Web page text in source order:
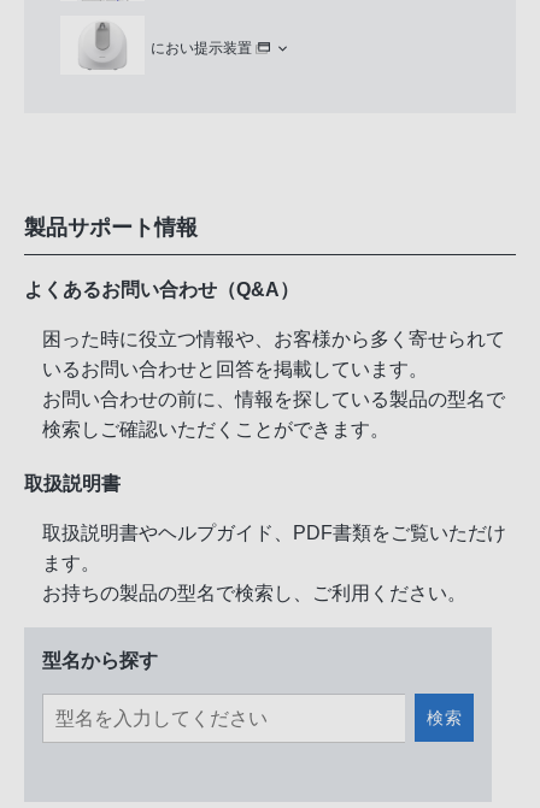
におい提示装置
製品サポート情報
よくあるお問い合わせ（Q&A）
困った時に役立つ情報や、お客様から多く寄せられて
いるお問い合わせと回答を掲載しています。
お問い合わせの前に、情報を探している製品の型名で
検索しご確認いただくことができます。
取扱説明書
取扱説明書やヘルプガイド、PDF書類をご覧いただけ
ます。
お持ちの製品の型名で検索し、ご利用ください。
型名から探す
検索